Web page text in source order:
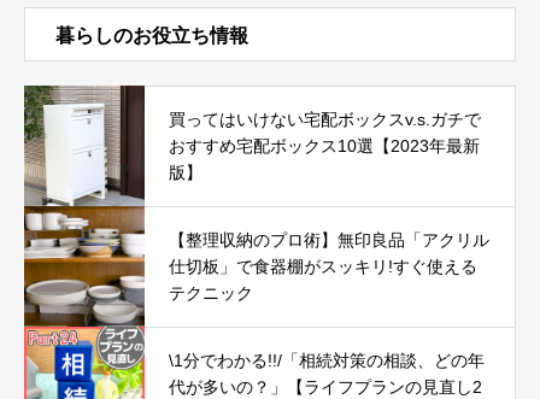
暮らしのお役立ち情報
買ってはいけない宅配ボックスv.s.ガチで
おすすめ宅配ボックス10選【2023年最新
版】
【整理収納のプロ術】無印良品「アクリル
仕切板」で食器棚がスッキリ!すぐ使える
テクニック
\1分でわかる!!/「相続対策の相談、どの年
代が多いの？」【ライフプランの見直し2